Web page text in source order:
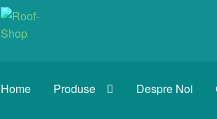
Sari
la
Sari
la
Home Produse Despre Noi